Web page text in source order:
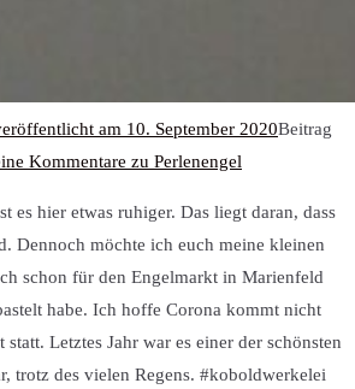
am 10. September 2020Beitrag
Kommentare zu Perlenengel
es hier etwas ruhiger. Das liegt daran, dass
Dennoch möchte ich euch meine kleinen
schon für den Engelmarkt in Marienfeld
habe. Ich hoffe Corona kommt nicht
Letztes Jahr war es einer der schönsten
trotz des vielen Regens. #koboldwerkelei